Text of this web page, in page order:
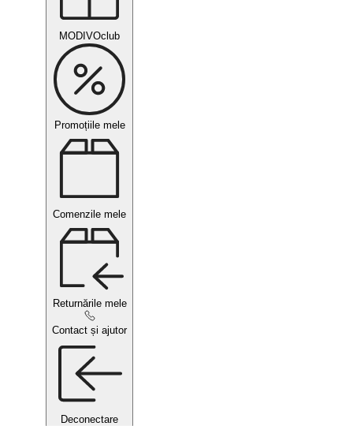
MODIVOclub
Promoțiile mele
Comenzile mele
Returnările mele
Contact și ajutor
Deconectare